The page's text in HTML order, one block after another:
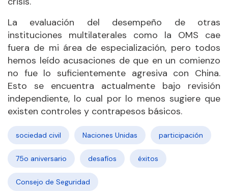
La evaluación del desempeño de otras
instituciones multilaterales como la OMS cae
fuera de mi área de especialización, pero todos
hemos leído acusaciones de que en un comienzo
no fue lo suficientemente agresiva con China.
Esto se encuentra actualmente bajo revisión
independiente, lo cual por lo menos sugiere que
existen controles y contrapesos básicos.
sociedad civil Naciones Unidas participación
75o aniversario desafíos éxitos
Consejo de Seguridad